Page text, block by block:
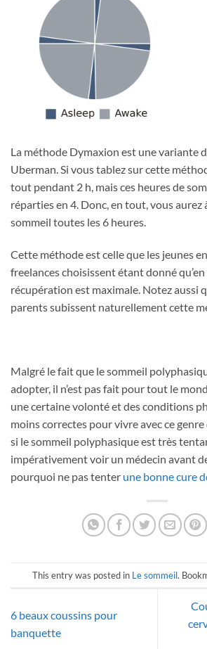
La méthode Dymaxion est une variante
Uberman. Si vous tablez sur cette
tout pendant 2 h, mais ces heures de
réparties en 4. Donc, en tout, vous aurez
sommeil toutes les 6 heures.
Cette méthode est celle que les jeunes
freelances choisissent étant donné
récupération est maximale. Notez aussi
parents subissent naturellement cette
Malgré le fait que le sommeil
adopter, il n’est pas fait pour tout le
une certaine volonté et des conditions
moins correctes pour vivre avec ce
si le sommeil polyphasique est très
impérativement voir un médecin avant
pourquoi ne pas tenter une bonne cure
This entry was posted in Le sommeil.
6 beaux coussins pour
banquette